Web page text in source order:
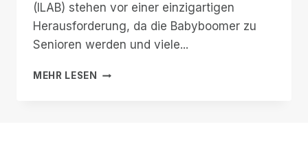
(ILAB) stehen vor einer einzigartigen
Herausforderung, da die Babyboomer zu
Senioren werden und viele...
MEHR LESEN
EIN